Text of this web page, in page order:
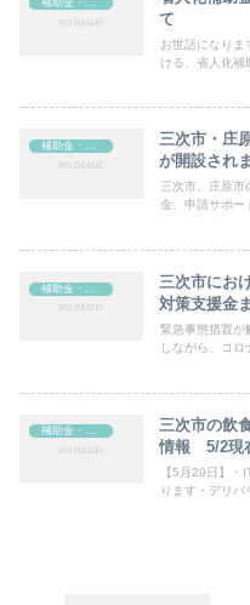
て
お世話になり
ける、省人化補
三次市・庄
が開設され
三次市、庄原
金、申請サポー
三次市にお
対策支援金
緊急事態措置が
しながら、コ
補助金・助成金
三次市の飲
情報 5/2現
【5月29日】
ります・デリ